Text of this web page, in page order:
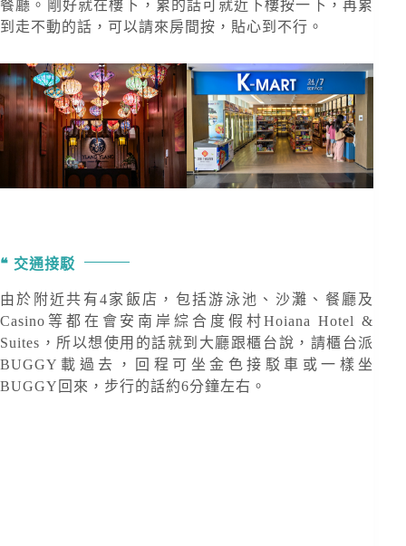
餐廳。剛好就在樓下，累的話可就近下樓按一下，再累
到走不動的話，可以請來房間按，貼心到不行。
交通接駁
由於附近共有4家飯店，包括游泳池、沙灘、餐廳及
Casino等都在會安南岸綜合度假村Hoiana Hotel &
Suites，所以想使用的話就到大廳跟櫃台說，請櫃台派
BUGGY載過去，回程可坐金色接駁車或一樣坐
BUGGY回來，步行的話約6分鐘左右。